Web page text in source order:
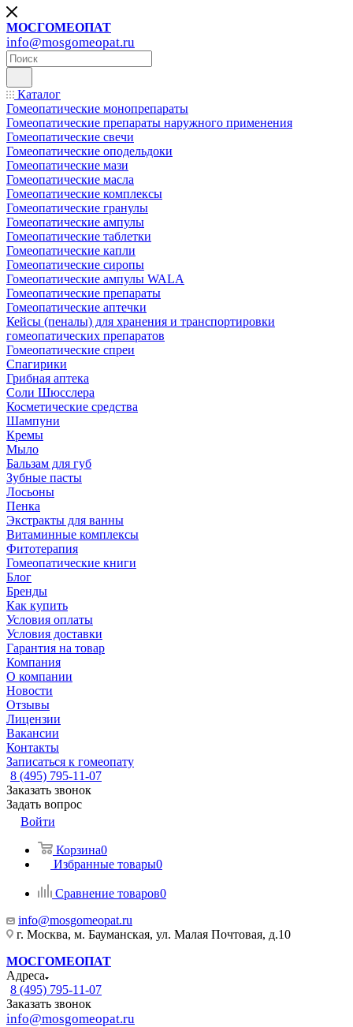
МОСГОМЕОПАТ
info@mosgomeopat.ru
Каталог
Гомеопатические монопрепараты
Гомеопатические препараты наружного применения
Гомеопатические свечи
Гомеопатические оподельдоки
Гомеопатические мази
Гомеопатические масла
Гомеопатические комплексы
Гомеопатические гранулы
Гомеопатические ампулы
Гомеопатические таблетки
Гомеопатические капли
Гомеопатические сиропы
Гомеопатические ампулы WALA
Гомеопатические препараты
Гомеопатические аптечки
Кейсы (пеналы) для хранения и транспортировки
гомеопатических препаратов
Гомеопатические спреи
Спагирики
Грибная аптека
Соли Шюсслера
Косметические средства
Шампуни
Кремы
Мыло
Бальзам для губ
Зубные пасты
Лосьоны
Пенка
Экстракты для ванны
Витаминные комплексы
Фитотерапия
Гомеопатические книги
Блог
Бренды
Как купить
Условия оплаты
Условия доставки
Гарантия на товар
Компания
О компании
Новости
Отзывы
Лицензии
Вакансии
Контакты
Записаться к гомеопату
8 (495) 795-11-07
Заказать звонок
Задать вопрос
Войти
Корзина0
Избранные товары0
Сравнение товаров0
info@mosgomeopat.ru
г. Москва, м. Бауманская, ул. Малая Почтовая, д.10
МОСГОМЕОПАТ
Адреса
8 (495) 795-11-07
Заказать звонок
info@mosgomeopat.ru